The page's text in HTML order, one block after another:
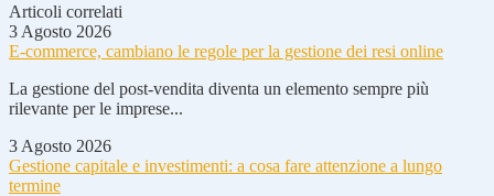
Articoli correlati
3 Agosto 2026
E-commerce, cambiano le regole per la gestione dei resi online
La gestione del post-vendita diventa un elemento sempre più
rilevante per le imprese...
3 Agosto 2026
Gestione capitale e investimenti: a cosa fare attenzione a lungo
termine